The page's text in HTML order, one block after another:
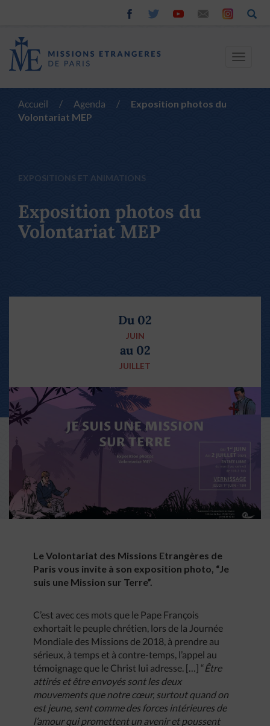
Toggle
Accueil / Agenda /
Exposition photos du
Volontariat MEP
EXPOSITIONS ET ANIMATIONS
Exposition photos du
Volontariat MEP
Du 02
JUIN
au 02
JUILLET
Le Volontariat des Missions Etrangères de
Paris vous invite à son exposition photo, “Je
suis une Mission sur Terre”.
C’est avec ces mots que le Pape François
exhortait le peuple chrétien, lors de la Journée
Mondiale des Missions de 2018, à prendre au
sérieux, à temps et à contre-temps, l’appel au
témoignage que le Christ lui adresse. […] “Être
attirés et être envoyés sont les deux
mouvements que notre cœur, surtout quand on
est jeune, sent comme des forces intérieures de
l’amour qui promettent un avenir et poussent